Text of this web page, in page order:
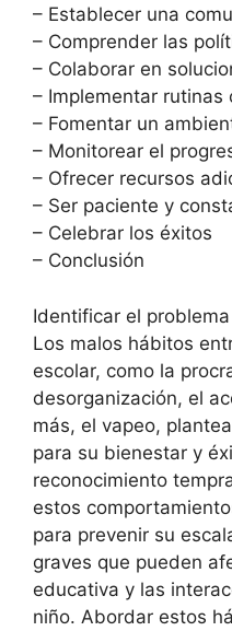
– Establecer una
– Comprender las
– Colaborar en
– Implementar rutinas
– Fomentar un
– Monitorear el
– Ofrecer recursos
– Ser paciente y
– Celebrar los éxitos
– Conclusión
Identificar el problema
Los malos hábitos
escolar, como la
desorganización, el
más, el vapeo,
para su bienestar y
reconocimiento
estos
para prevenir su
graves que pueden
educativa y las
niño. Abordar estos